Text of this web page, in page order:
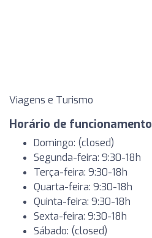
Viagens e Turismo
Horário de funcionamento
Domingo: (closed)
Segunda-feira: 9:30-18h
Terça-feira: 9:30-18h
Quarta-feira: 9:30-18h
Quinta-feira: 9:30-18h
Sexta-feira: 9:30-18h
Sábado: (closed)